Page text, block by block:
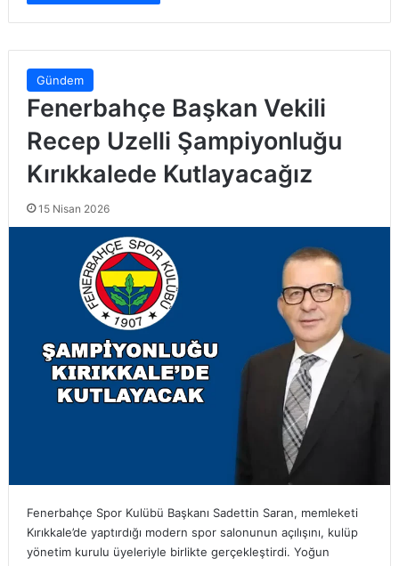
Gündem
Fenerbahçe Başkan Vekili
Recep Uzelli Şampiyonluğu
Kırıkkalede Kutlayacağız
15 Nisan 2026
Fenerbahçe Spor Kulübü Başkanı Sadettin Saran, memleketi
Kırıkkale’de yaptırdığı modern spor salonunun açılışını, kulüp
yönetim kurulu üyeleriyle birlikte gerçekleştirdi. Yoğun